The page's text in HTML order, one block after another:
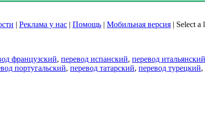
| Реклама у нас | Помощь | Мобильная версия | Select a
французский, перевод испанский, перевод итальянский
португальский, перевод татарский, перевод турецкий,